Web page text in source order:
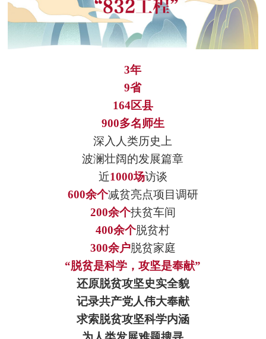
3年
9省
164区县
900多名师生
深入人类历史上
波澜壮阔的发展篇章
近1000场访谈
600余个减贫亮点项目调研
200余个扶贫车间
400余个脱贫村
300余户脱贫家庭
“脱贫是科学，攻坚是奉献”
还原脱贫攻坚史实全貌
记录共产党人伟大奉献
求索脱贫攻坚科学内涵